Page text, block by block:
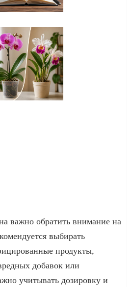
важно обратить внимание на
выбирать
продукты,
добавок или
учитывать дозировку и